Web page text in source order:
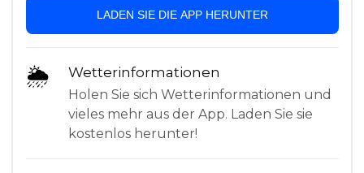
LADEN SIE DIE APP HERUNTER
🌦 Wetterinformationen
Holen Sie sich Wetterinformationen und
vieles mehr aus der App. Laden Sie sie
kostenlos herunter!